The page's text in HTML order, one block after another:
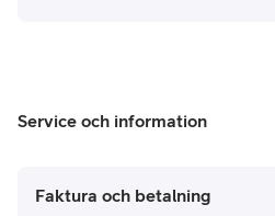
Service och information
Faktura och betalning